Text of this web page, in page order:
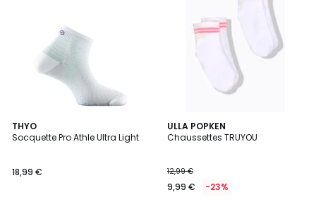
THYO
Socquette Pro Athle Ultra Light
18,99 €
4
Couleurs
ULLA POPKEN
Chaussettes TRUYOU
12,99 €
9,99 € -23%